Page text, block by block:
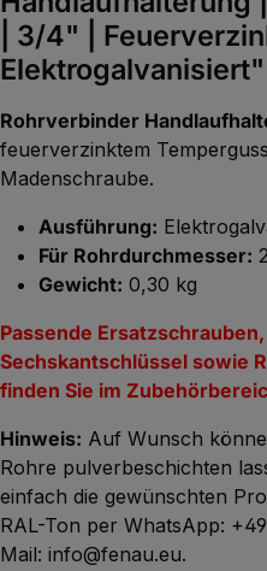
| 3/4" |
Elektrogalvanisiert"
Rohrverbinder
feuerverzinktem
Madenschraube.
Ausführung:
Für Rohrdurchmesser:
Gewicht: 0,30 kg
Passende
Sechskantschlüssel sowie
finden Sie im
Hinweis: Auf Wunsch
Rohre pulverbeschichten
einfach die gewünschten
RAL-Ton per WhatsApp: +49
Mail: info@fenau.eu.